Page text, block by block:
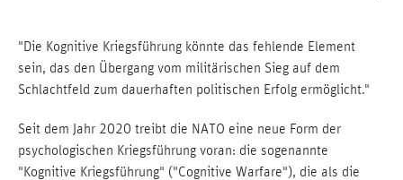
"Die Kognitive Kriegsführung könnte das fehlende Element
sein, das den Übergang vom militärischen Sieg auf dem
Schlachtfeld zum dauerhaften politischen Erfolg ermöglicht."
Seit dem Jahr 2020 treibt die NATO eine neue Form der
psychologischen Kriegsführung voran: die sogenannte
"Kognitive Kriegsführung" ("Cognitive Warfare"), die als die